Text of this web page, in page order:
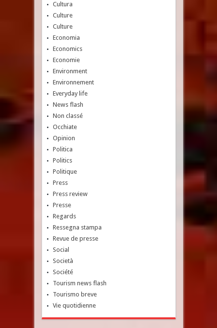
Cultura
Culture
Culture
Economia
Economics
Economie
Environment
Environnement
Everyday life
News flash
Non classé
Occhiate
Opinion
Politica
Politics
Politique
Press
Press review
Presse
Regards
Ressegna stampa
Revue de presse
Social
Società
Société
Tourism news flash
Tourismo breve
Vie quotidienne